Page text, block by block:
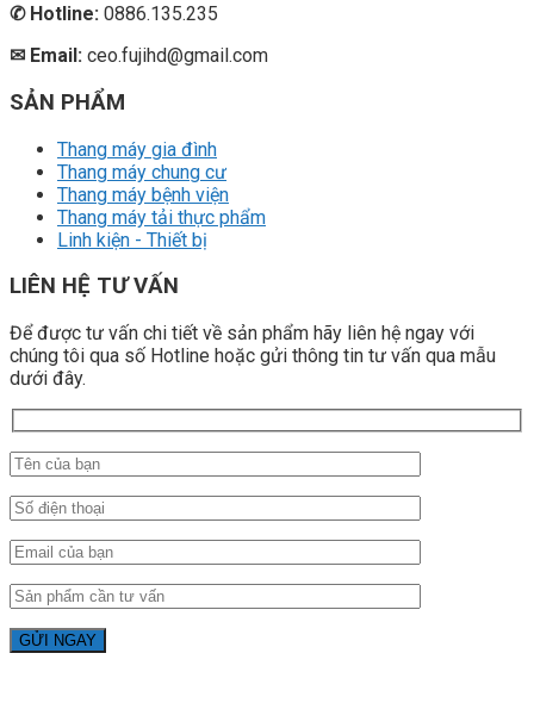
✆Hotline: 0886.135.235
✉ Email: ceo.fujihd@gmail.com
SẢN PHẨM
Thang máy gia đình
Thang máy chung cư
Thang máy bệnh viện
Thang máy tải thực phẩm
Linh kiện - Thiết bị
LIÊN HỆ TƯ VẤN
Để được tư vấn chi tiết về sản phẩm hãy liên hệ ngay với
chúng tôi qua số Hotline hoặc gửi thông tin tư vấn qua mẫu
dưới đây.